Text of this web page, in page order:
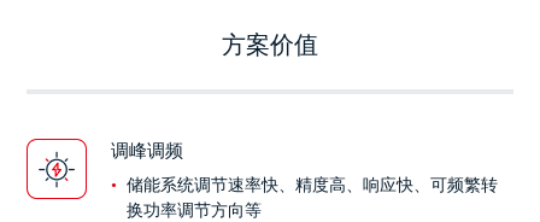
方案价值
调峰调频
储能系统调节速率快、精度高、响应快、可频繁转
换功率调节方向等